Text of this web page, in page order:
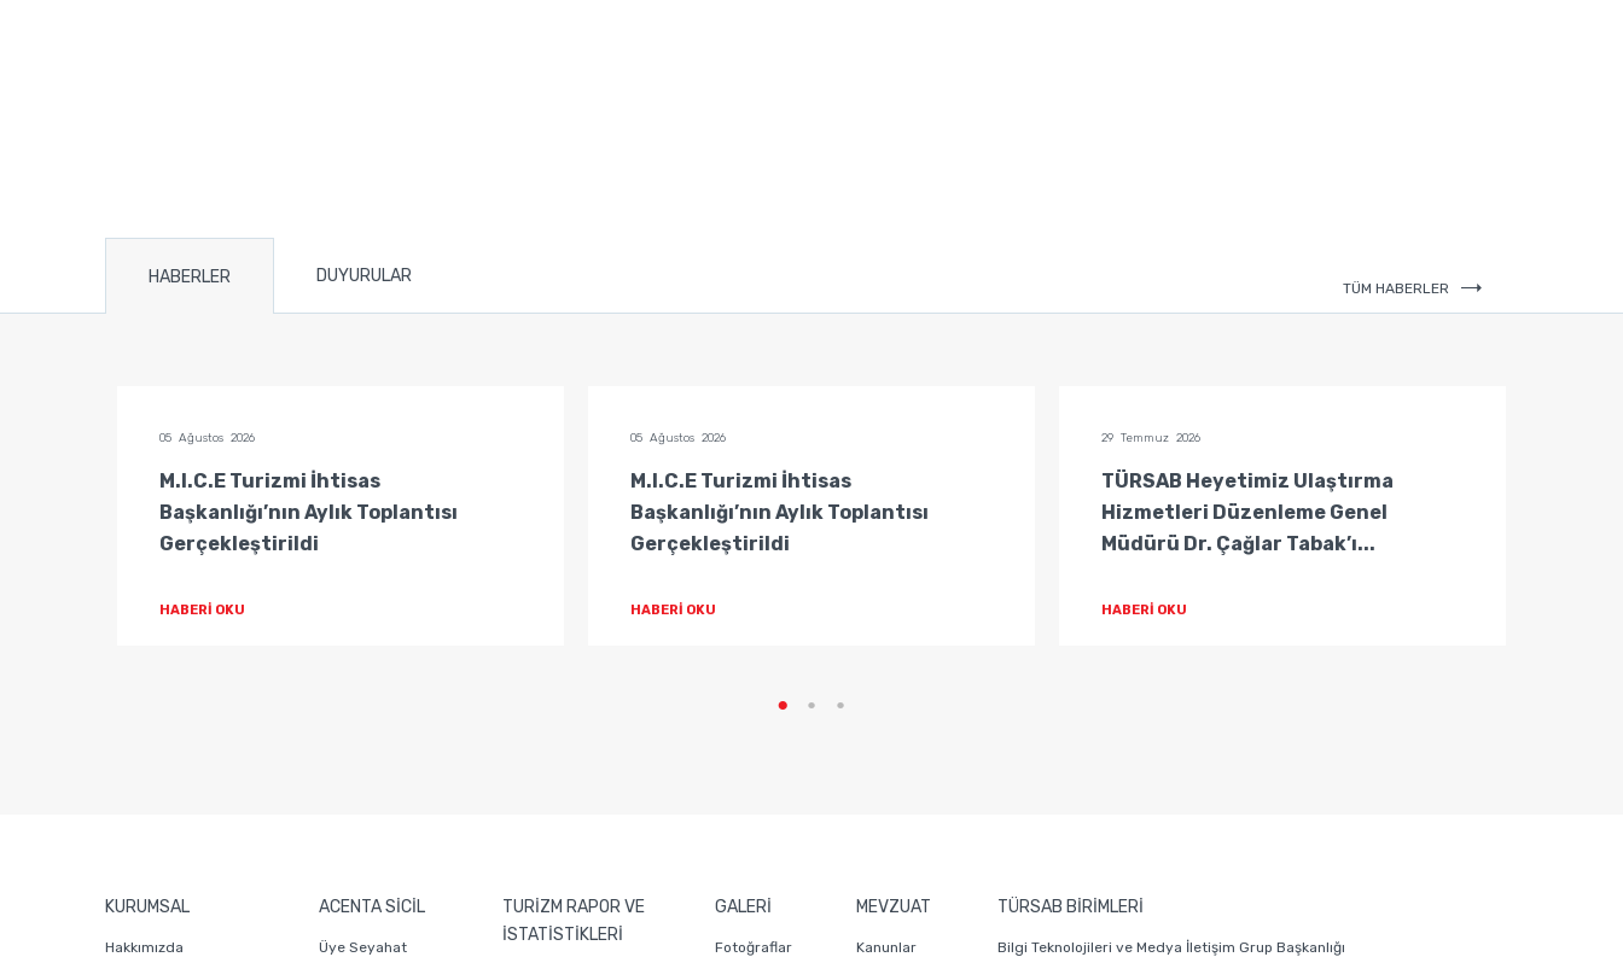
HABERLER DUYURULAR
TÜM HABERLER
05 Ağustos 2026
M.I.C.E Turizmi İhtisas
Başkanlığı’nın Aylık Toplantısı
Gerçekleştirildi
HABERİ OKU
05 Ağustos 2026
M.I.C.E Turizmi İhtisas
Başkanlığı’nın Aylık Toplantısı
Gerçekleştirildi
HABERİ OKU
29 Temmuz 2026
TÜRSAB Heyetimiz Ulaştırma
Hizmetleri Düzenleme Genel
Müdürü Dr. Çağlar Tabak’ı...
HABERİ OKU
KURUMSAL
Hakkımızda
ACENTA SİCİL
Üye Seyahat
TURİZM RAPOR VE
İSTATİSTİKLERİ
GALERİ
Fotoğraflar
MEVZUAT
Kanunlar
TÜRSAB BİRİMLERİ
Bilgi Teknolojileri ve Medya İletişim Grup Başkanlığı